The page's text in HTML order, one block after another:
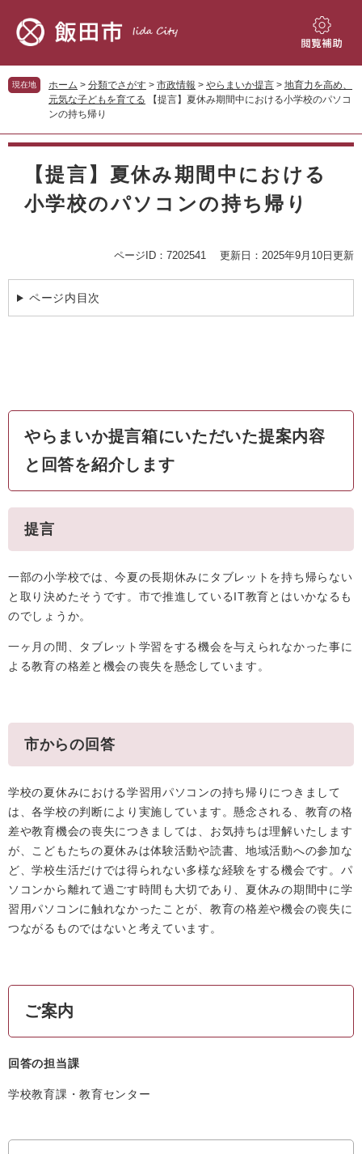
先
頭
を
飛
て
閲
補
助
現在地 ホーム > 分類でさがす > 市政情報 > やらまいか提言 > 地育力を高め、
元気な子どもを育てる
【提言】夏休み期間中における小学校のパソコ
ンの持ち帰り
本
【提言】夏休み期間中における
小学校のパソコンの持ち帰り
ページID：7202541 更新日：2025年9月10日更新
ページ内目次
やらまいか提言箱にいただいた提案内容
と回答を紹介します
提言
一部の小学校では、今夏の長期休みにタブレットを持ち帰らない
と取り決めたそうです。市で推進しているIT教育とはいかなるも
のでしょうか。
一ヶ月の間、タブレット学習をする機会を与えられなかった事に
よる教育の格差と機会の喪失を懸念しています。
市からの回答
学校の夏休みにおける学習用パソコンの持ち帰りにつきまして
は、各学校の判断により実施しています。懸念される、教育の格
差や教育機会の喪失につきましては、お気持ちは理解いたします
が、こどもたちの夏休みは体験活動や読書、地域活動への参加な
ど、学校生活だけでは得られない多様な経験をする機会です。パ
ソコンから離れて過ごす時間も大切であり、夏休みの期間中に学
習用パソコンに触れなかったことが、教育の格差や機会の喪失に
つながるものではないと考えています。
ご案内
回答の担当課
学校教育課・教育センター